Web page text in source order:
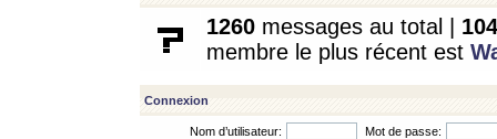
1260 messages au total | 104
membre le plus récent est
Connexion
Nom d’utilisateur: Mot de passe: